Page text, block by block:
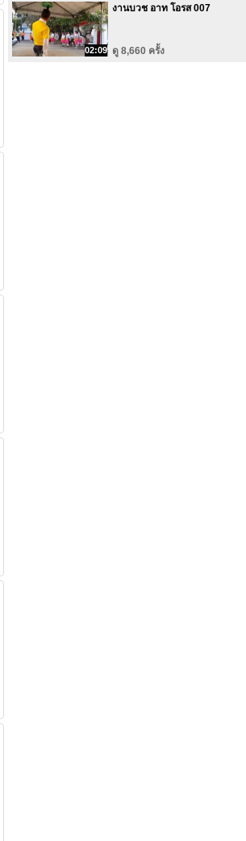
02:09
งานบวช อาท โอรส 007
ดู 8,660 ครั้ง